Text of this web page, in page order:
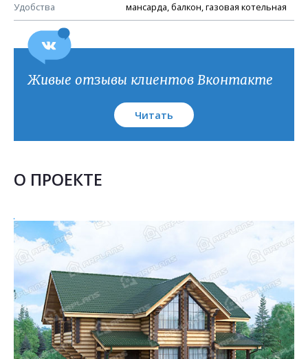
Удобства мансарда, балкон, газовая котельная
План кровли
Живые отзывы клиентов Вконтакте
Читать
О ПРОЕКТЕ